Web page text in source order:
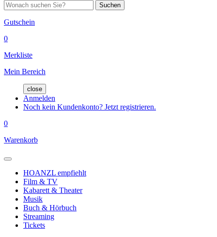
Suchen
Gutschein
0
Merkliste
Mein Bereich
close
Anmelden
Noch kein Kundenkonto? Jetzt registrieren.
0
Warenkorb
HOANZL empfiehlt
Film & TV
Kabarett & Theater
Musik
Buch & Hörbuch
Streaming
Tickets